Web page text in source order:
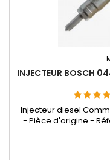
INJECTEUR BOSCH
- Injecteur diesel
- Pièce d'origine -
445 110 144 , 0 986